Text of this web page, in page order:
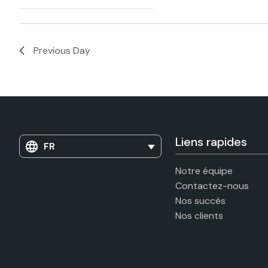
Open
filter
Previous Day
FR Liens rapides
Notre équipe
Contactez-nous
Nos succès
Nos clients